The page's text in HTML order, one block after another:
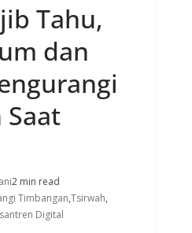
Tahu,
dan
2 min read
Timbangan,Tsirwah,
Digital